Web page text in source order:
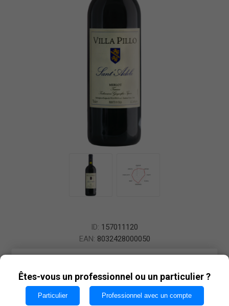
ID: 157011120
EAN: 8032428000050
€34,83
i
AJOUTER AU PANIER
utilisant nos services, vous acceptez notre utilisation
des cookies.
Êtes-vous un professionnel ou un particulier ?
Particulier Professionnel avec un compte